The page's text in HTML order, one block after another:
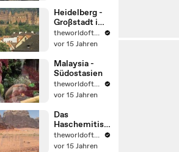
Heidelberg -
Großstadt im
Südwesten -
Deutschlands,
theworldoftravel2
vor 15 Jahren
Malaysia -
Südostasien
theworldoftravel2
vor 15 Jahren
Das
Haschemitisc
he Königreich
Jordanien
theworldoftravel2
vor 15 Jahren